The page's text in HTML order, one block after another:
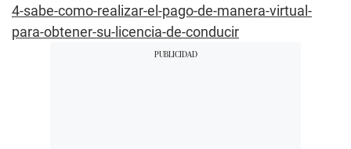
4-sabe-como-realizar-el-pago-de-manera-virtual-
para-obtener-su-licencia-de-conducir